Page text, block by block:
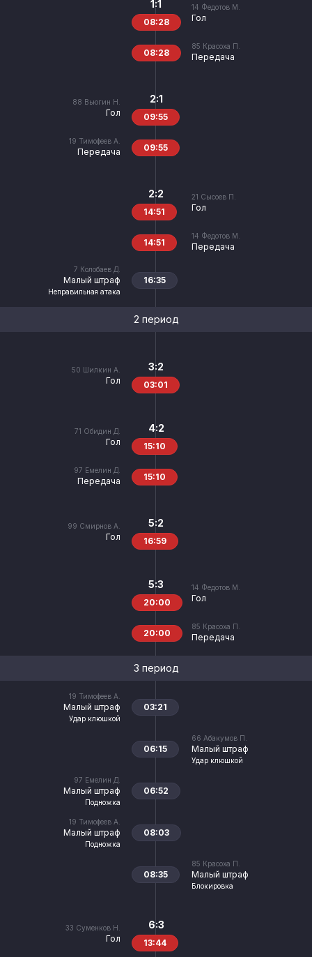
14 Федотов М.
Гол
1:1
08:28
85 Красоха П.
Передача
08:28
88 Вьюгин Н.
Гол
2:1
09:55
19 Тимофеев А.
Передача 09:55
21 Сысоев П.
Гол
2:2
14:51
14 Федотов М.
Передача
14:51
7 Колобаев Д.
Малый штраф
Неправильная атака
16:35
2 период
50 Шилкин А.
Гол
3:2
03:01
71 Обидин Д.
Гол
4:2
15:10
97 Емелин Д.
Передача 15:10
99 Смирнов А.
Гол
5:2
16:59
14 Федотов М.
Гол
5:3
20:00
85 Красоха П.
Передача
20:00
3 период
19 Тимофеев А.
Малый штраф
Удар клюшкой
03:21
66 Абакумов П.
Малый штраф
Удар клюшкой
06:15
97 Емелин Д.
Малый штраф
Подножка
06:52
19 Тимофеев А.
Малый штраф
Подножка
08:03
85 Красоха П.
Малый штраф
Блокировка
08:35
33 Суменков Н.
Гол
6:3
13:44